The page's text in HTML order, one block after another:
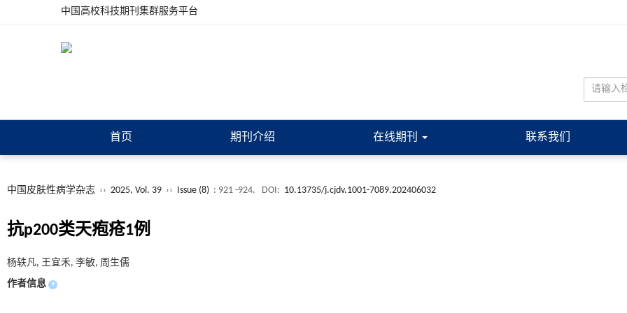
中国高校科技期刊集群服务平台
首页 期刊介绍 在线期刊 联系我们
中国皮肤性病学杂志 ›› 2025, Vol. 39 ›› Issue (8) : 921 -924. DOI: 10.13735/j.cjdv.1001-7089.202406032
抗p200类天疱疮1例
杨轶凡, 王宜禾, 李敏, 周生儒
作者信息 +